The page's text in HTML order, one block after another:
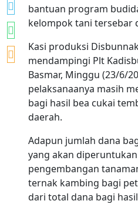
bantuan program
kelompok tani tersebar
Kasi produksi
mendampingi Plt
Basmar, Minggu (23/6/
pelaksanaanya masih
bagi hasil bea cukai
daerah.
Adapun jumlah dana
yang akan
pengembangan
ternak kambing bagi
dari total dana bagi